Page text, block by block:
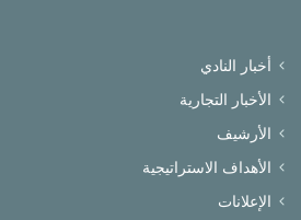
أخبار النادي
الأخبار التجارية
الأرشيف
الأهداف الاستراتيجية
الإعلانات